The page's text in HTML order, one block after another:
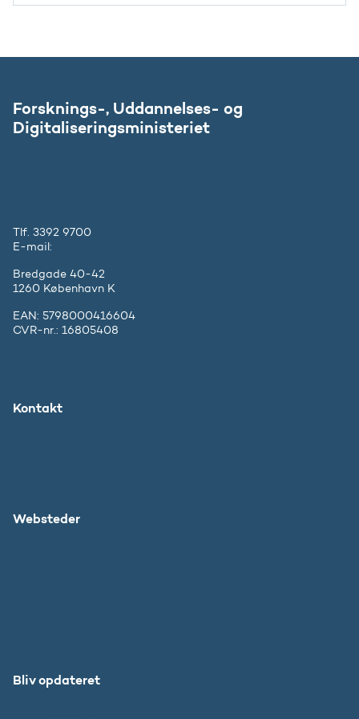
Forsknings-, Uddannelses- og
Digitaliseringsministeriet
Tlf. 3392 9700
E-mail:
Bredgade 40-42
1260 København K
EAN: 5798000416604
CVR-nr.: 16805408
Kontakt
Websteder
Bliv opdateret